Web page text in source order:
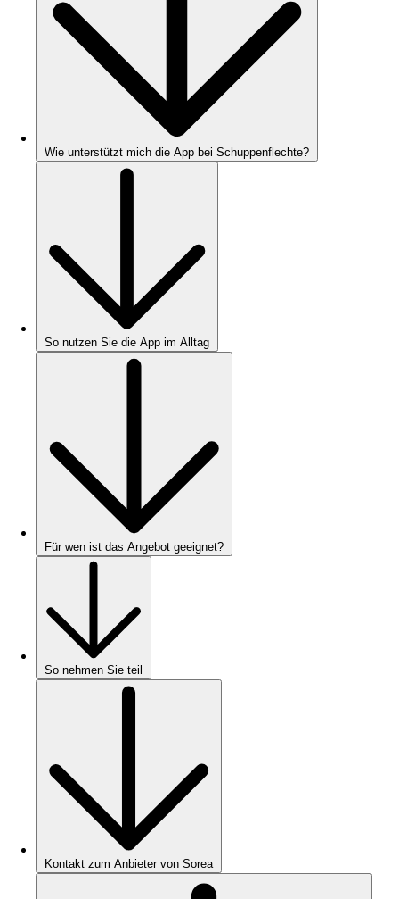
Wie unterstützt mich die App bei Schuppenflechte?
So nutzen Sie die App im Alltag
Für wen ist das Angebot geeignet?
So nehmen Sie teil
Kontakt zum Anbieter von Sorea